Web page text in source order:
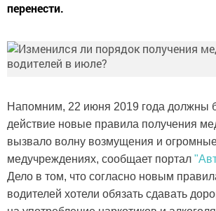
перенести.
Напомним, 22 июня 2019 года должны
действие новые правила получения
вызвало волну возмущения и
медучреждениях, сообщает портал
Дело в том, что согласно новым
водителей хотели обязать сдавать